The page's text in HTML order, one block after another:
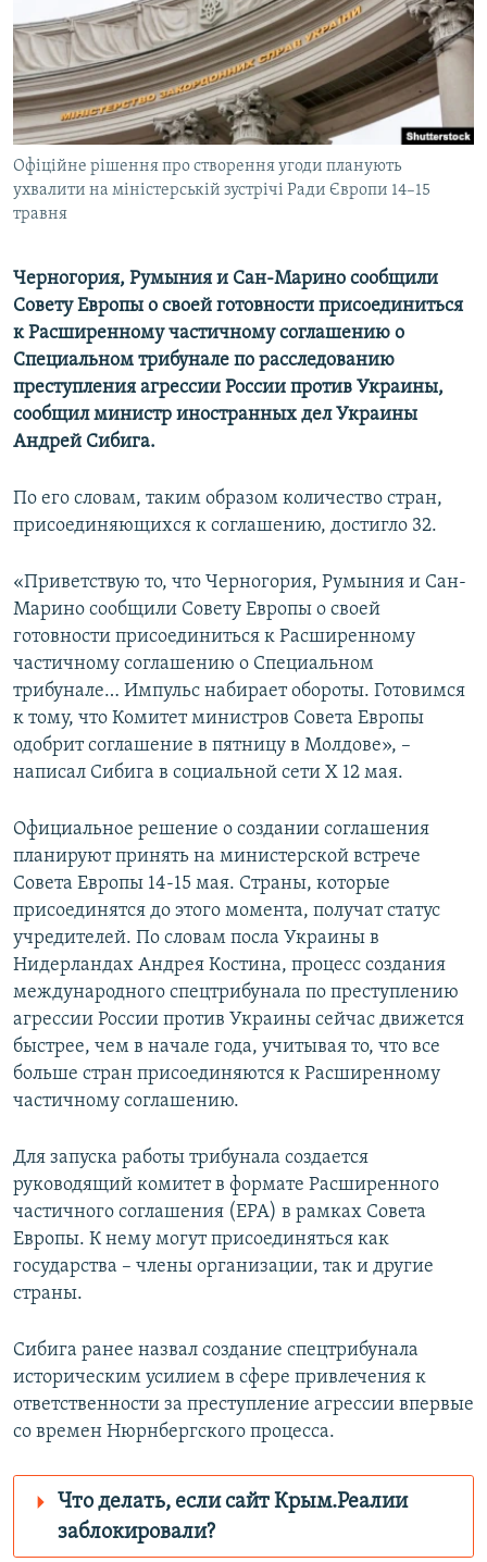
ПОБЕДИТЕЛЕЙ НЕ СУДЯТ?
КРЫМ.НЕПОКОРЕННЫЙ
ELIFBE
УКРАИНСКАЯ ПРОБЛЕМА КРЫМА
ПРИСОЕДИНЯЙТЕСЬ!
Все сайты RFE/RL
Офіційне рішення про створення угоди планують
ухвалити на міністерській зустрічі Ради Європи 14–15
травня
Черногория, Румыния и Сан-Марино сообщили
Совету Европы о своей готовности присоединиться
к Расширенному частичному соглашению о
Специальном трибунале по расследованию
преступления агрессии России против Украины,
сообщил министр иностранных дел Украины
Андрей Сибига.
По его словам, таким образом количество стран,
присоединяющихся к соглашению, достигло 32.
«Приветствую то, что Черногория, Румыния и Сан-
Марино сообщили Совету Европы о своей
готовности присоединиться к Расширенному
частичному соглашению о Специальном
трибунале… Импульс набирает обороты. Готовимся
к тому, что Комитет министров Совета Европы
одобрит соглашение в пятницу в Молдове», –
написал Сибига в социальной сети Х 12 мая.
Официальное решение о создании соглашения
планируют принять на министерской встрече
Совета Европы 14-15 мая. Страны, которые
присоединятся до этого момента, получат статус
учредителей. По словам посла Украины в
Нидерландах Андрея Костина, процесс создания
международного спецтрибунала по преступлению
агрессии России против Украины сейчас движется
быстрее, чем в начале года, учитывая то, что все
больше стран присоединяются к Расширенному
частичному соглашению.
Для запуска работы трибунала создается
руководящий комитет в формате Расширенного
частичного соглашения (ЕРА) в рамках Совета
Европы. К нему могут присоединяться как
государства – члены организации, так и другие
страны.
Сибига ранее назвал создание спецтрибунала
историческим усилием в сфере привлечения к
ответственности за преступление агрессии впервые
со времен Нюрнбергского процесса.
Что делать, если сайт Крым.Реалии
заблокировали?